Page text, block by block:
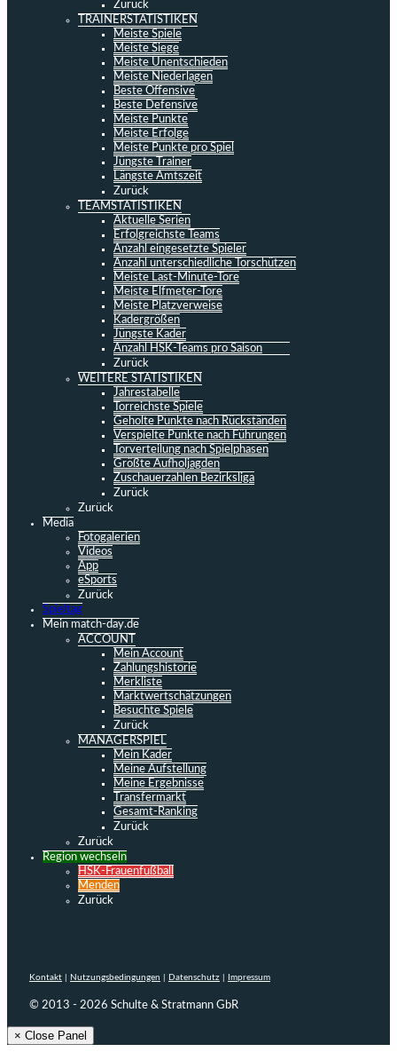
Zurück
TRAINERSTATISTIKEN
Meiste Spiele
Meiste Siege
Meiste Unentschieden
Meiste Niederlagen
Beste Offensive
Beste Defensive
Meiste Punkte
Meiste Erfolge
Meiste Punkte pro Spiel
Jüngste Trainer
Längste Amtszeit
Zurück
TEAMSTATISTIKEN
Aktuelle Serien
Erfolgreichste Teams
Anzahl eingesetzte Spieler
Anzahl unterschiedliche Torschützen
Meiste Last-Minute-Tore
Meiste Elfmeter-Tore
Meiste Platzverweise
Kadergrößen
Jüngste Kader
Anzahl HSK-Teams pro Saison
Zurück
WEITERE STATISTIKEN
Jahrestabelle
Torreichste Spiele
Geholte Punkte nach Rückständen
Verspielte Punkte nach Führungen
Torverteilung nach Spielphasen
Größte Aufholjagden
Zuschauerzahlen Bezirksliga
Zurück
Zurück
Media
Fotogalerien
Videos
App
eSports
Zurück
Spieltag
Mein match-day.de
ACCOUNT
Mein Account
Zahlungshistorie
Merkliste
Marktwertschätzungen
Besuchte Spiele
Zurück
MANAGERSPIEL
Mein Kader
Meine Aufstellung
Meine Ergebnisse
Transfermarkt
Gesamt-Ranking
Zurück
Zurück
Region wechseln
HSK-Frauenfußball
Menden
Zurück
Kontakt Nutzungsbedingungen Datenschutz Impressum
© 2013 - 2026 Schulte & Stratmann GbR
× Close Panel